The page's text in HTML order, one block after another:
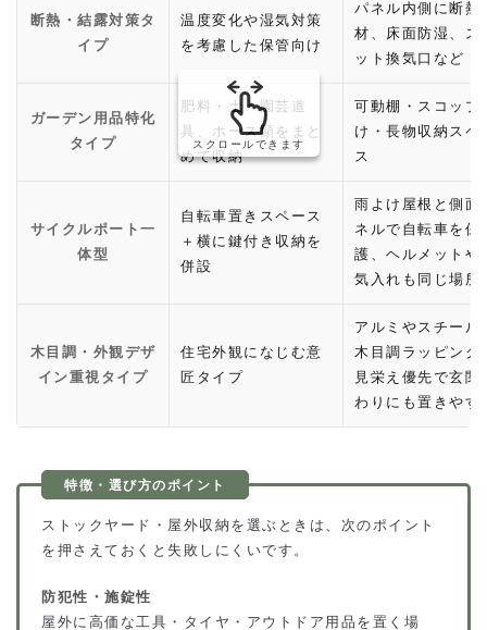
断熱・結露対策タ
イプ
温度変化や湿気対策
を考慮した保管向け
パネル内側に断熱
材、床面防湿、ス
ット換気口など
ガーデン用品特化
タイプ
肥料・土・園芸道
具、ホース類をまと
めて収納
可動棚・スコップ
け・長物収納スペ
ス
サイクルポート一
体型
自転車置きスペース
＋横に鍵付き収納を
併設
雨よけ屋根と側面
ネルで自転車を保
護、ヘルメットや
気入れも同じ場所
木目調・外観デザ
イン重視タイプ
住宅外観になじむ意
匠タイプ
アルミやスチール
木目調ラッピング
見栄え優先で玄関
わりにも置きやす
スクロールできます
ストックヤード・屋外収納を選ぶときは、次のポイント
を押さえておくと失敗しにくいです。
防犯性・施錠性
屋外に高価な工具・タイヤ・アウトドア用品を置く場